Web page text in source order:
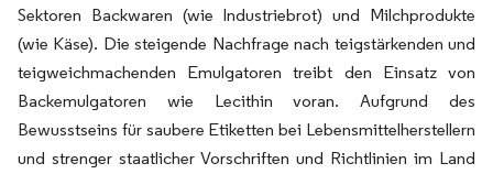
Sektoren Backwaren (wie Industriebrot) und Milchprodukte
(wie Käse). Die steigende Nachfrage nach teigstärkenden und
teigweichmachenden Emulgatoren treibt den Einsatz von
Backemulgatoren wie Lecithin voran. Aufgrund des
Bewusstseins für saubere Etiketten bei Lebensmittelherstellern
und strenger staatlicher Vorschriften und Richtlinien im Land